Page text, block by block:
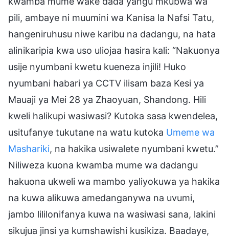
pili, ambaye ni muumini wa Kanisa la Nafsi Tatu,
hangeniruhusu niwe karibu na dadangu, na hata
alinikaripia kwa uso uliojaa hasira kali: “Nakuonya
usije nyumbani kwetu kueneza injili! Huko
nyumbani habari ya CCTV ilisam baza Kesi ya
Mauaji ya Mei 28 ya Zhaoyuan, Shandong. Hili
kweli halikupi wasiwasi? Kutoka sasa kwendelea,
usitufanye tukutane na watu kutoka Umeme wa
Mashariki, na hakika usiwalete nyumbani kwetu.”
Niliweza kuona kwamba mume wa dadangu
hakuona ukweli wa mambo yaliyokuwa ya hakika
na kuwa alikuwa amedanganywa na uvumi,
jambo lililonifanya kuwa na wasiwasi sana, lakini
sikujua jinsi ya kumshawishi kusikiza. Baadaye,